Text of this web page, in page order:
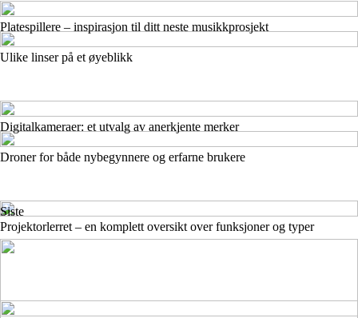
Ulike linser på et øyeblikk
Droner for både nybegynnere og erfarne brukere
Platespillere – inspirasjon til ditt neste musikkprosjekt
Digitalkameraer: et utvalg av anerkjente merker
Projektorlerret – en komplett oversikt over funksjoner og typer
Siste